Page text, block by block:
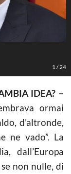
1 /24
IDEA? –
ormai
d’altronde,
ne vado”. La
dall’Europa
non nulle, di